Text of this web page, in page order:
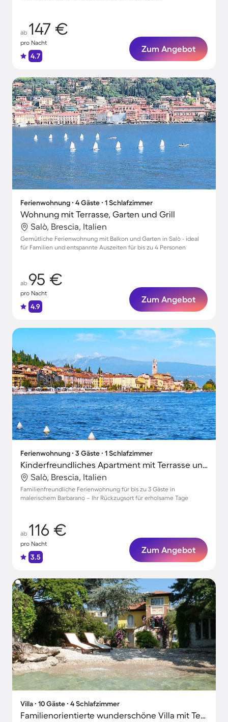
ab 147 €
pro Nacht
4.7
Zum Angebot
Ferienwohnung ∙ 4 Gäste ∙ 1 Schlafzimmer
Wohnung mit Terrasse, Garten und Grill
Salò, Brescia, Italien
Gemütliche Ferienwohnung mit Balkon und Garten in Salò - ideal
für Familien und entspannte Auszeiten für bis zu 4 Personen
ab 95 €
pro Nacht
4.9
Zum Angebot
Ferienwohnung ∙ 3 Gäste ∙ 1 Schlafzimmer
Kinderfreundliches Apartment mit Terrasse und Pool | Haustierfreundlich
Salò, Brescia, Italien
Familienfreundliche Ferienwohnung für bis zu 3 Gäste in
malerischem Barbarano – Ihr Rückzugsort für erholsame Tage
ab 116 €
pro Nacht
3.5
Zum Angebot
Villa ∙ 10 Gäste ∙ 4 Schlafzimmer
Familienorientierte wunderschöne Villa mit Terrasse, Grill und Garten | Bergblick | Hunde erlaubt